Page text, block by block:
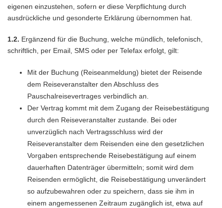
eigenen einzustehen, sofern er diese Verpflichtung durch
ausdrückliche und gesonderte Erklärung übernommen hat.
1.2. Ergänzend für die Buchung, welche mündlich, telefonisch,
schriftlich, per Email, SMS oder per Telefax erfolgt, gilt:
Mit der Buchung (Reiseanmeldung) bietet der Reisende
dem Reiseveranstalter den Abschluss des
Pauschalreisevertrages verbindlich an.
Der Vertrag kommt mit dem Zugang der Reisebestätigung
durch den Reiseveranstalter zustande. Bei oder
unverzüglich nach Vertragsschluss wird der
Reiseveranstalter dem Reisenden eine den gesetzlichen
Vorgaben entsprechende Reisebestätigung auf einem
dauerhaften Datenträger übermitteln; somit wird dem
Reisenden ermöglicht, die Reisebestätigung unverändert
so aufzubewahren oder zu speichern, dass sie ihm in
einem angemessenen Zeitraum zugänglich ist, etwa auf